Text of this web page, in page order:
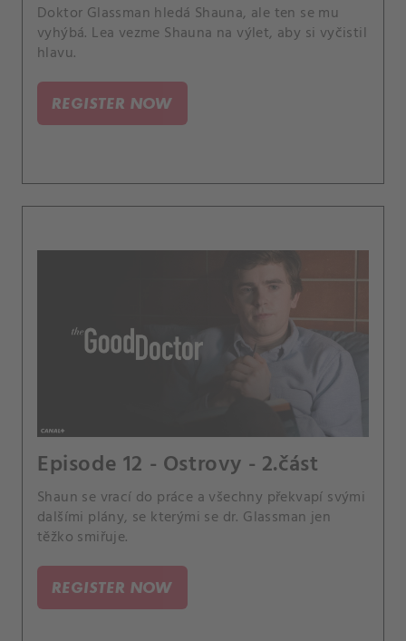
Doktor Glassman hledá Shauna, ale ten se mu
vyhýbá. Lea vezme Shauna na výlet, aby si vyčistil
hlavu.
REGISTER NOW
Episode 12 - Ostrovy - 2.část
Shaun se vrací do práce a všechny překvapí svými
dalšími plány, se kterými se dr. Glassman jen
těžko smiřuje.
REGISTER NOW